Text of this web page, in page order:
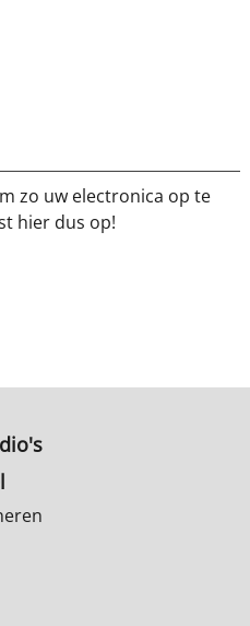
zo uw electronica op te
hier dus op!